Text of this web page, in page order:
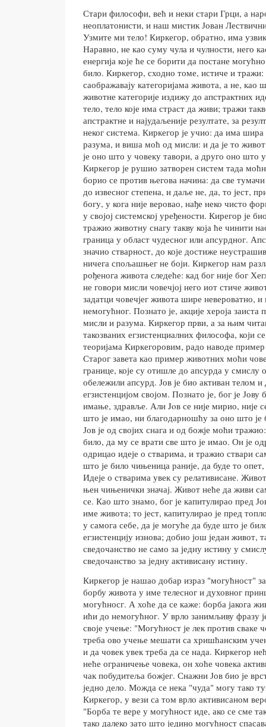
Стари философи, већ и неки стари Грци, а
неоплатонисти, и наш мистик Јован
Узмите ми тело! Киркегор, обратно, има
Наравно, не као суму чула и чулности, него
енергија које ће се борити да постане
било. Киркегор, сходно томе, истиче и тражи:
саображавају категоријама живота, а не, као
животне категорије издижу до апстрактних
тело, тело које има страст дa живи; тражи
апстрактне и најудаљеније резултате, за
неког система. Киркегор је учио: да има
разума, и виша моћ од мисли: и да је то
је оно што у човеку тавори, а друго оно што
Киркегор је рушио затворен систем тада
борио се против његова начина: да све
до извесног степена, и даље не, да, то јест,
богу, у кога није веровао, нађе неко чисто
у својој системској уређености. Кирегор је
тражио животну снагу такву која ће чинити
граница у област чудесног или апсурдног.
значио стварност, до које достиже
ничега спољашњег не боји. Киркегор нам
рођенога живота следеће: кад бог није бог
не говори мисли човечјој него иот стиче
задатци човечјег живота шире невероватно,
немогућног. Познато је, акције хероја заиста
мисли и разума. Киркегор први, а за њим
такозваних егзистенциалних философа, који
теоријама Киркегоровим, радо наводе пример
Старог завета као пример животних моћи
границе, које су отишле до апсурда у смислу
обележили апсурд. Јов је био активан телом
егзистенцијом својом. Познато је, бог је
имање, здравље. Али Joв се није мирио, није
што је имао, ни благодарношћу за оно што је
Јов је од својих снага и од божје моћи
било, да му се врати све што је имао. Он је
одрицао идеје о стварима, и тражио ствари
што је било чињеница раније, да буде то опет,
Идеје о стварима увек су релативисане.
њен чињенички значај. Живот неће да живи
се. Као што знамо, бог је капитулирао пред
име живота; то јест, капитулирао је пред
у самога себе, да је могуће да буде што је
егзистенцију изнова; добио још један живот,
сведочанство не само за једну истину у
сведочанство за једну активисану истину.
Киркегор је нашао добар израз "могућност"
борбу живота у име телесног и духовног
могућносг. А хоће да се каже: борба јакога
ићи до немогућног. У врло занимљиву фразу
своје учење: "Могућност је лек против сваке
треба ово учење мешати са хришћанским
и да човек увек треба да се нада. Киркегор
неће ограничење човека, он хоће човека
чак побудитеља божјег. Снажни Јов био је
једно дело. Можда се нека "чуда" могу тако
Киркегор, у вези са том врло активисаном
"Борба те вере у могућност иде, ако се сме
тако далеко зато што једино могућност